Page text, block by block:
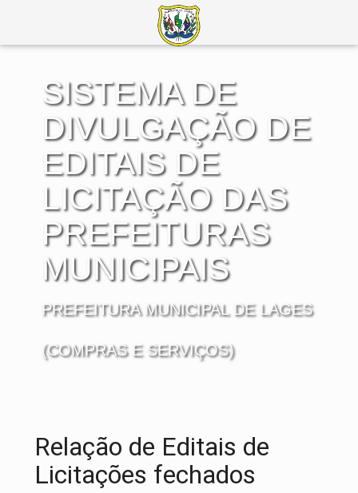
SISTEMA DE
DIVULGAÇÃO DE
EDITAIS DE
LICITAÇÃO DAS
PREFEITURAS
MUNICIPAIS
PREFEITURA MUNICIPAL DE LAGES
(COMPRAS E SERVIÇOS)
Relação de Editais de
Licitações fechados